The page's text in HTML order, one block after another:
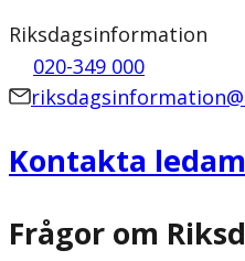
Riksdagsinformation
020-349 000
Kontakta
Frågor om